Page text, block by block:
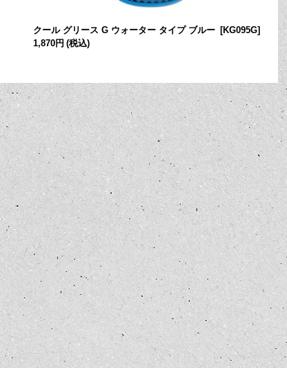
クール グリース G ウォーター タイプ ブルー [KG095G]
1,870円 (税込)